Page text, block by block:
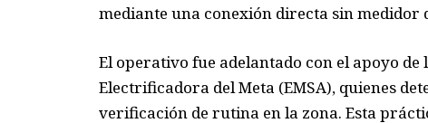
mediante una conexión directa sin medidor
El operativo fue adelantado con el apoyo
Electrificadora del Meta (EMSA), quienes
verificación de rutina en la zona. Esta